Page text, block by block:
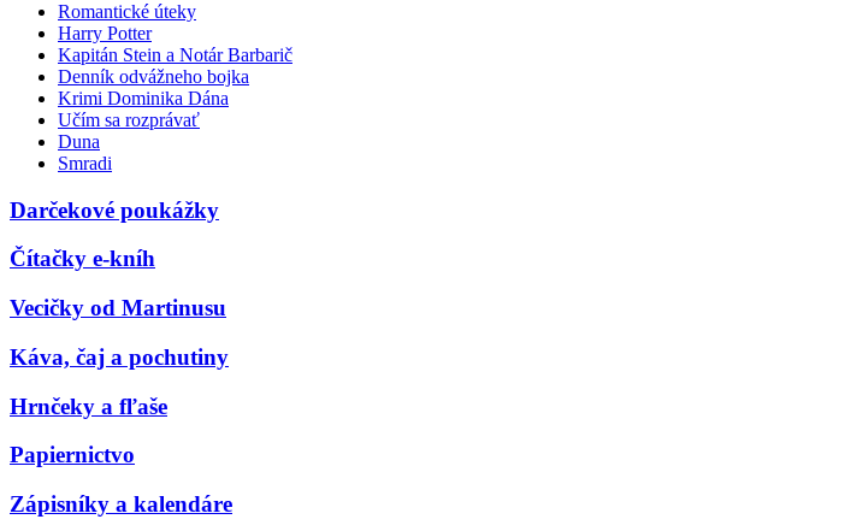
Romantické úteky
Harry Potter
Kapitán Stein a Notár Barbarič
Denník odvážneho bojka
Krimi Dominika Dána
Učím sa rozprávať
Duna
Smradi
Darčekové poukážky
Čítačky e-kníh
Vecičky od Martinusu
Káva, čaj a pochutiny
Hrnčeky a fľaše
Papiernictvo
Zápisníky a kalendáre